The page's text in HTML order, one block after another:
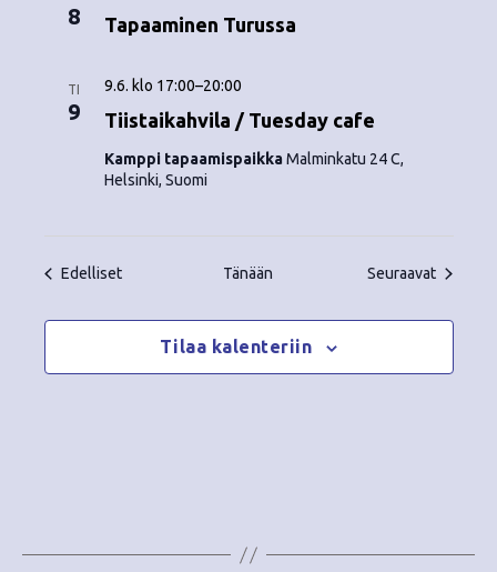
8 Tapaaminen Turussa
TI
9 Tiistaikahvila / Tuesday cafe
9.6. klo 17:00–20:00
Kamppi tapaamispaikkaMalminkatu 24 C,
Helsinki, Suomi
EdellisetTapahtumat Tänään Seuraavat
Tilaa kalenteriin